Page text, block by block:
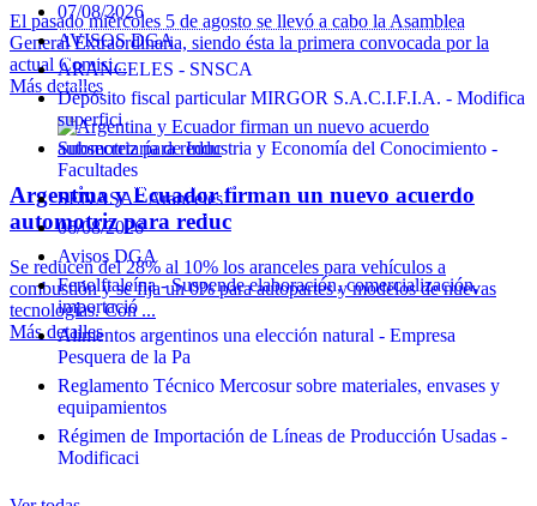
El pasado miércoles 5 de agosto se llevó a cabo la Asamblea
General Extraordinaria, siendo ésta la primera convocada por la
actual Comisi...
Más detalles
Argentina y Ecuador firman un nuevo acuerdo
automotriz para reduc
Se reducen del 28% al 10% los aranceles para vehículos a
combustión y se fija un 0% para autopartes y modelos de nuevas
tecnologías. Con ...
Más detalles
07/08/2026
AVISOS DGA
ARANCELES - SNSCA
Depósito fiscal particular MIRGOR S.A.C.I.F.I.A. - Modifica
superfici
Subsecretaría de Industria y Economía del Conocimiento -
Facultades
SENASA - Aranceles
06/08/2026
Avisos DGA
Fenolftaleína - Suspende elaboración, comercialización,
importació
Alimentos argentinos una elección natural - Empresa
Pesquera de la Pa
Reglamento Técnico Mercosur sobre materiales, envases y
equipamientos
Régimen de Importación de Líneas de Producción Usadas -
Modificaci